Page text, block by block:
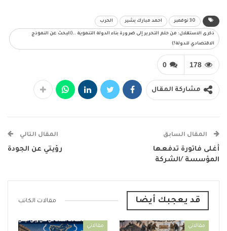
30 نوفمبر احمد مبارك بشير الحرب
ذكرى الاستقلال: من حلم التحرير إلى ضرورة بناء الدولة التنموية ..(البحث عن النموذج
الاقتصادي للدولة!)
0 178
مشاركة المقال
المقال السابق
أغلى فاتورة تدفعها
المؤسسة /الشركة
المقال التالي
رؤيتي عن الجودة
قد يعجبك أيضا مقالات الكاتب
مقالاتي مقالاتي